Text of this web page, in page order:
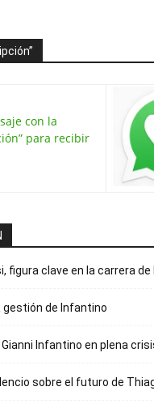
con la
para recibir
figura clave en la carrera de
gestión de Infantino
Gianni Infantino en plena
sobre el futuro de